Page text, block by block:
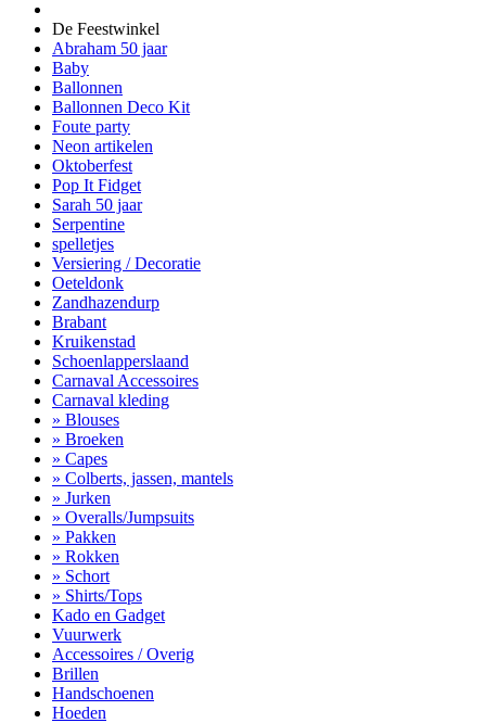
De Feestwinkel
Abraham 50 jaar
Baby
Ballonnen
Ballonnen Deco Kit
Foute party
Neon artikelen
Oktoberfest
Pop It Fidget
Sarah 50 jaar
Serpentine
spelletjes
Versiering / Decoratie
Oeteldonk
Zandhazendurp
Brabant
Kruikenstad
Schoenlapperslaand
Carnaval Accessoires
Carnaval kleding
» Blouses
» Broeken
» Capes
» Colberts, jassen, mantels
» Jurken
» Overalls/Jumpsuits
» Pakken
» Rokken
» Schort
» Shirts/Tops
Kado en Gadget
Vuurwerk
Accessoires / Overig
Brillen
Handschoenen
Hoeden